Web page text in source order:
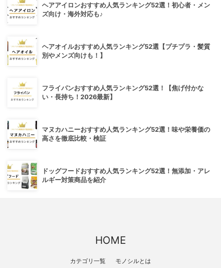
ヘアアイロンおすすめ人気ランキング52選！初心者・メン
ズ向け・海外対応も♪
ヘアオイルおすすめ人気ランキング52選【プチプラ・髪質
別やメンズ向けも！】
フライパンおすすめ人気ランキング52選！【焦げ付かな
い・長持ち！2026最新】
マヌカハニーおすすめ人気ランキング52選！味や栄養価の
高さを徹底比較・検証
ドッグフードおすすめ人気ランキング52選！無添加・アレ
ルギー対策商品を紹介
HOME
カテゴリ一覧 モノシルとは